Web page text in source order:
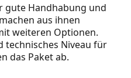
gute Handhabung und
aus ihnen
weiteren Optionen.
technisches Niveau für
das Paket ab.